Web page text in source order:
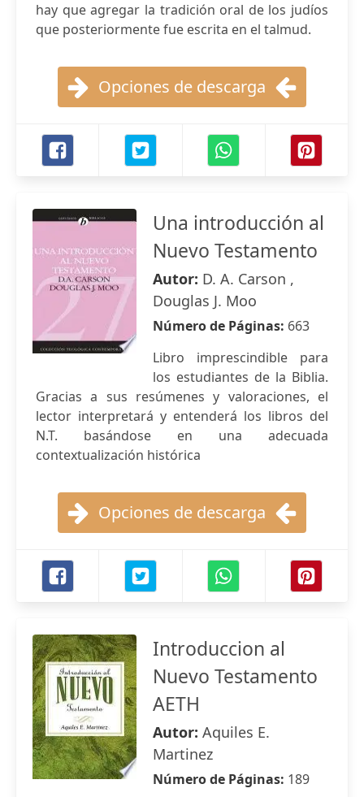
hay que agregar la tradición oral de los judíos
que posteriormente fue escrita en el talmud.
Opciones de descarga
Una introducción al
Nuevo Testamento
Autor: D. A. Carson ,
Douglas J. Moo
Número de Páginas: 663
Libro imprescindible para
los estudiantes de la Biblia.
Gracias a sus resúmenes y valoraciones, el
lector interpretará y entenderá los libros del
N.T. basándose en una adecuada
contextualización histórica
Opciones de descarga
Introduccion al
Nuevo Testamento
AETH
Autor: Aquiles E.
Martinez
Número de Páginas: 189